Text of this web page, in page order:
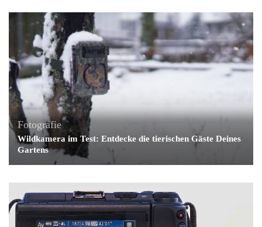
Fotografie
Wildkamera im Test: Entdecke die tierischen Gäste Deines
Gartens